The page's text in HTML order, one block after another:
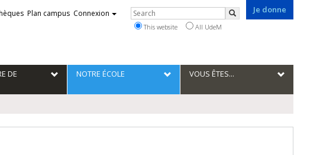
Je donne
Plan campus Connexion Rechercher
Search
This website All UdeM
DE NOTRE ÉCOLE VOUS ÊTES...